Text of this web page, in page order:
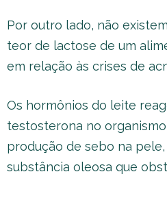
Por outro lado, não
teor de lactose de um
em relação às crises de
Os hormônios do leite
testosterona no
produção de sebo na
substância oleosa que